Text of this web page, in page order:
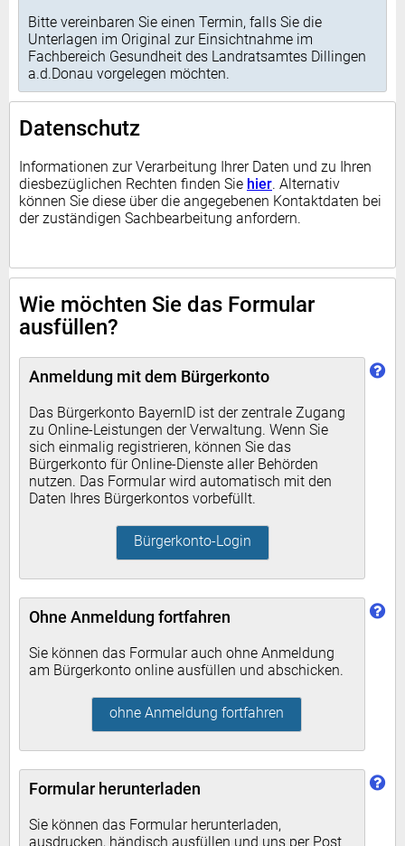
Bitte vereinbaren Sie einen Termin, falls Sie die
Unterlagen im Original zur Einsichtnahme im
Fachbereich Gesundheit des Landratsamtes Dillingen
a.d.Donau vorgelegen möchten.
Datenschutz
Informationen zur Verarbeitung Ihrer Daten und zu Ihren
diesbezüglichen Rechten finden Sie hier. Alternativ
können Sie diese über die angegebenen Kontaktdaten bei
der zuständigen Sachbearbeitung anfordern.
Wie möchten Sie das Formular
ausfüllen?
Anmeldung mit dem Bürgerkonto
Das Bürgerkonto BayernID ist der zentrale Zugang
zu Online-Leistungen der Verwaltung. Wenn Sie
sich einmalig registrieren, können Sie das
Bürgerkonto für Online-Dienste aller Behörden
nutzen. Das Formular wird automatisch mit den
Daten Ihres Bürgerkontos vorbefüllt.
Bürgerkonto-Login
Ohne Anmeldung fortfahren
Sie können das Formular auch ohne Anmeldung
am Bürgerkonto online ausfüllen und abschicken.
ohne Anmeldung fortfahren
Formular herunterladen
Sie können das Formular herunterladen,
ausdrucken, händisch ausfüllen und uns per Post